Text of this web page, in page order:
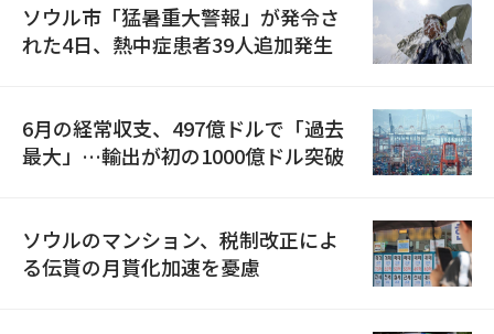
ソウル市「猛暑重大警報」が発令さ
れた4日、熱中症患者39人追加発生
6月の経常収支、497億ドルで「過去
最大」…輸出が初の1000億ドル突破
ソウルのマンション、税制改正によ
る伝貰の月貰化加速を憂慮